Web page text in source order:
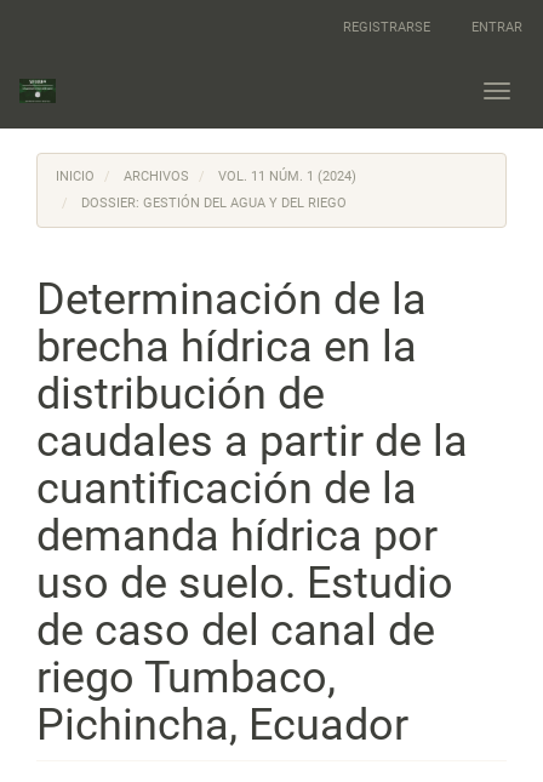
principal
Barra
lateral
REGISTRARSE ENTRAR
INICIO ARCHIVOS
VOL. 11 NÚM. 1 (2024)
DOSSIER: GESTIÓN DEL AGUA Y DEL RIEGO
Determinación de la
brecha hídrica en la
distribución de
caudales a partir de la
cuantificación de la
demanda hídrica por
uso de suelo. Estudio
de caso del canal de
riego Tumbaco,
Pichincha, Ecuador